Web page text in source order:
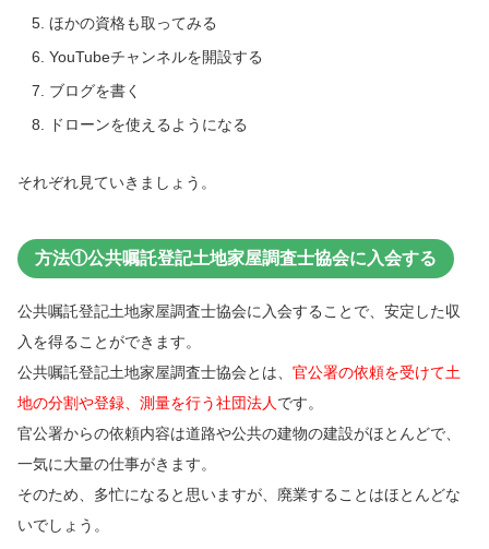
ほかの資格も取ってみる
YouTubeチャンネルを開設する
ブログを書く
ドローンを使えるようになる
それぞれ見ていきましょう。
方法①公共嘱託登記土地家屋調査士協会に入会する
公共嘱託登記土地家屋調査士協会に入会することで、安定した収
入を得ることができます。
公共嘱託登記土地家屋調査士協会とは、 官公署の依頼を受けて土
地の分割や登録、測量を行う社団法人です。
官公署からの依頼内容は道路や公共の建物の建設がほとんどで、
一気に大量の仕事がきます。
そのため、多忙になると思いますが、廃業することはほとんどな
いでしょう。